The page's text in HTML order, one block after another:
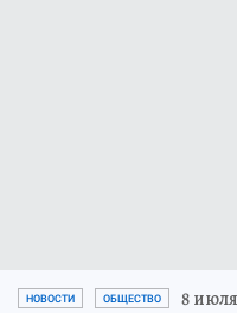
НОВОСТИ ОБЩЕСТВО 8 июля